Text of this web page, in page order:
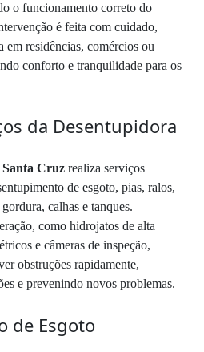
o funcionamento correto do
é feita com cuidado,
em residências, comércios ou
conforto e tranquilidade para os
da Desentupidora
Cruz realiza serviços
de esgoto, pias, ralos,
calhas e tanques.
como hidrojatos de alta
e câmeras de inspeção,
obstruções rapidamente,
e prevenindo novos problemas.
de Esgoto